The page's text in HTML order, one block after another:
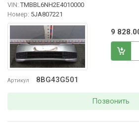
Артикул 8BG43G501
VIN: TMBBL6NH2E4010000
Номер: 5JA807221
9
Позвонить